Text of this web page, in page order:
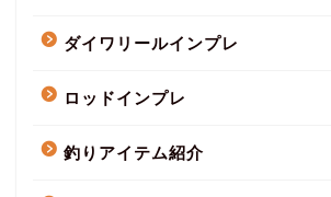
ダイワリールインプレ
ロッドインプレ
釣りアイテム紹介